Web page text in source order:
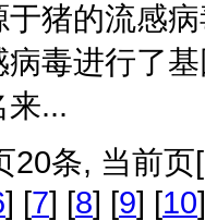
猪的流感
病毒进行
来...
20条, 当前
] [7] [8] [9] [10